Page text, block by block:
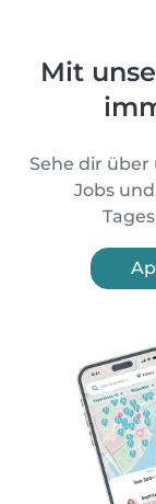
Mit
Sehe dir über
Jobs